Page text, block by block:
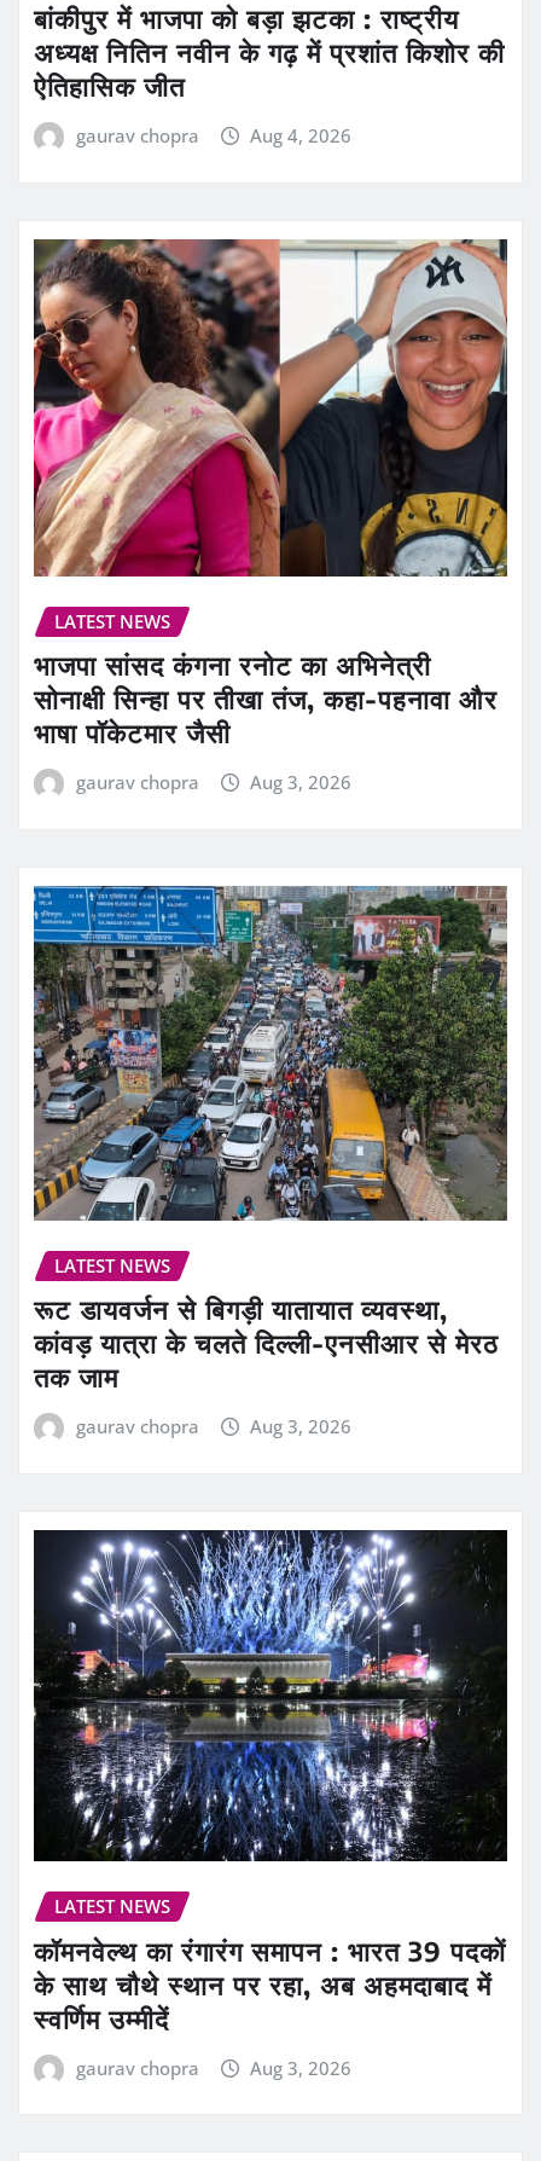
बांकीपुर में भाजपा को बड़ा झटका : राष्ट्रीय
अध्यक्ष नितिन नवीन के गढ़ में प्रशांत किशोर की
ऐतिहासिक जीत
gaurav chopra Aug 4, 2026
LATEST NEWS
भाजपा सांसद कंगना रनोट का अभिनेत्री
सोनाक्षी सिन्हा पर तीखा तंज, कहा-पहनावा और
भाषा पॉकेटमार जैसी
gaurav chopra Aug 3, 2026
LATEST NEWS
रूट डायवर्जन से बिगड़ी यातायात व्यवस्था,
कांवड़ यात्रा के चलते दिल्ली-एनसीआर से मेरठ
तक जाम
gaurav chopra Aug 3, 2026
LATEST NEWS
कॉमनवेल्थ का रंगारंग समापन : भारत 39 पदकों
के साथ चौथे स्थान पर रहा, अब अहमदाबाद में
स्वर्णिम उम्मीदें
gaurav chopra Aug 3, 2026